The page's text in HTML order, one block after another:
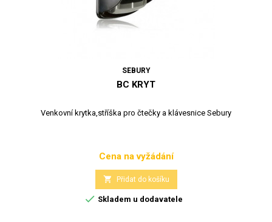
SEBURY
BC KRYT
Venkovní krytka,stříška pro čtečky a klávesnice Sebury
Cena
Cena na vyžádání
 Přidat do košíku
 Skladem u dodavatele